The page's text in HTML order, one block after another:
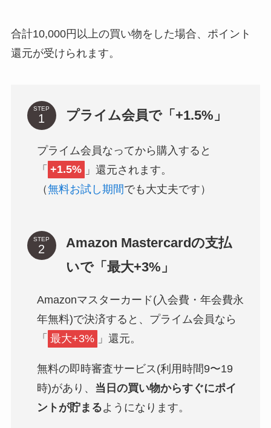
合計10,000円以上の買い物をした場合、ポイント
還元が受けられます。
STEP プライム会員で「+1.5%」
プライム会員なってから購入すると
「 +1.5% 」還元されます。
（無料お試し期間でも大丈夫です）
STEP
Amazon Mastercardの支払
いで「最大+3%」
Amazonマスターカード(入会費・年会費永
年無料)で決済すると、プライム会員なら
「 最大+3% 」還元。
無料の即時審査サービス(利用時間9〜19
時)があり、 当日の買い物からすぐにポイ
ントが貯まるようになります。